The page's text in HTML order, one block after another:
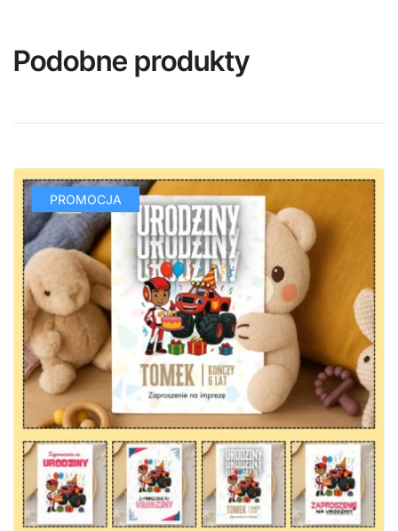
Podobne produkty
PROMOCJA